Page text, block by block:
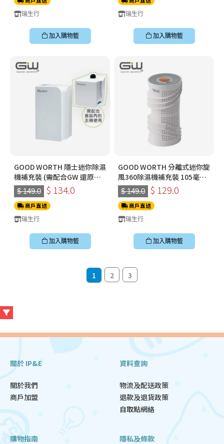
瑞生行
加入購物籃
瑞生行
加入購物籃
GOOD WORTH 隱士迷你除濕
機補充裝 (需配合GW 還原座
使用)
$ 149.0 $ 134.0
商戶直送
瑞生行
加入購物籃
GOOD WORTH 分離式迷你旋
風360除濕機補充裝 105毫升
+/- 10% *需配合ACA350A 或
ACA335A主 機加熱還原後循
環使用 (需配合GW 還原座使
用)
$ 149.0 $ 129.0
商戶直送
瑞生行
加入購物籃
1 2 3
關於 IP&E
關於我們
商戶加盟
資料查詢
物流及配送政策
退款及退貨政策
自取點網絡
購物指南 隱私及條款